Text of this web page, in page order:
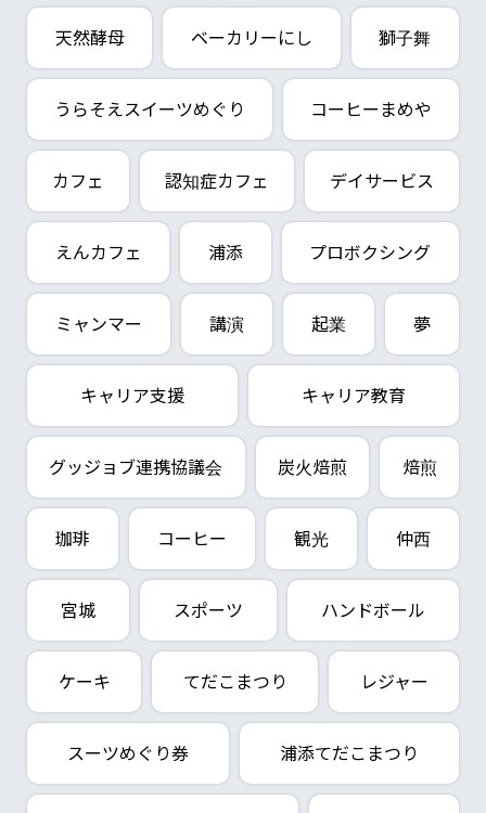
天然酵母 ベーカリーにし 獅子舞
うらそえスイーツめぐり コーヒーまめや
カフェ 認知症カフェ デイサービス
えんカフェ 浦添 プロボクシング
ミャンマー 講演 起業 夢
キャリア支援 キャリア教育
グッジョブ連携協議会 炭火焙煎 焙煎
珈琲 コーヒー 観光 仲西
宮城 スポーツ ハンドボール
ケーキ てだこまつり レジャー
スーツめぐり券 浦添てだこまつり